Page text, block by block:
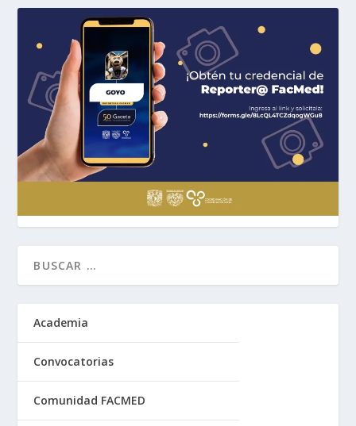
Academia
Convocatorias
Comunidad FACMED